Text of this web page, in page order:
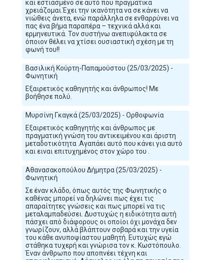
και εστιασμένο σε αυτό που πραγματικά
χρειάζομαι.Έχει την ικανότητα να σε κάνει να
νιώθεις άνετα, ενώ παράλληλα σε ενθαρρύνει να
πας ένα βήμα παραπέρα – τεχνικά αλλά και
ερμηνευτικά. Τον συστήνω ανεπιφύλακτα σε
όποιον θέλει να χτίσει ουσιαστική σχέση με τη
φωνή του!!
Βασιλική Κούρτη-Παπαμούστου (25/03/2025) -
Φωνητική
Εξαιρετικός καθηγητής και άνθρωπος! Με
βοήθησε πολύ.
Μυρσίνη Γκαγκά (25/03/2025) - Ορθοφωνία
Εξαιρετικός καθηγητής και άνθρωπος με
πραγματική γνώση του αντικειμένου και άριστη
μεταδοτικότητα .Αγαπάει αυτό που κάνει για αυτό
και ειναι επιτυχημένος στον χώρο του .
Αθανασακοπούλου Δήμητρα (25/03/2025) -
Φωνητική
Σε έναν κλάδο, όπως αυτός της Φωνητικής ο
καθένας μπορεί να δηλώνει πως έχει τις
απαραίτητες γνώσεις και πως μπορεί να τις
μεταλαμπαδεύσει. Δυστυχώς η ειδικότητα αυτή
πάσχει από διάφορους οι οποίοι όχι μονάχα δεν
γνωρίζουν, αλλά βλάπτουν σοβαρά και την υγεία
του κάθε ανυποψίαστου μαθητή. Ευτυχώς εγώ
στάθηκα τυχερή και γνώρισα τον κ. Κωστόπουλο.
Έναν άνθρωπο που αποπνέει τέχνη και